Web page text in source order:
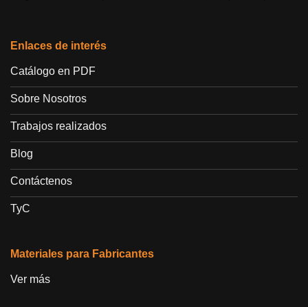
Enlaces de interés
Catálogo en PDF
Sobre Nosotros
Trabajos realizados
Blog
Contáctenos
TyC
Materiales para Fabricantes
Ver más